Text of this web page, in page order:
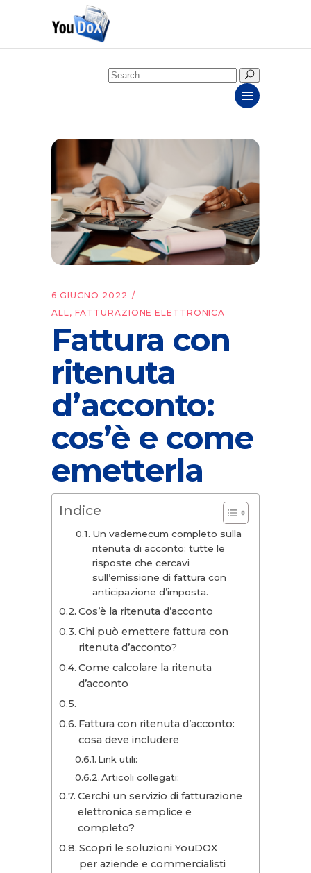
6 GIUGNO 2022
ALL, FATTURAZIONE ELETTRONICA
Fattura con
ritenuta
d’acconto:
cos’è e come
emetterla
Indice
Un vademecum completo sulla
ritenuta di acconto: tutte le
risposte che cercavi
sull’emissione di fattura con
anticipazione d’imposta.
Cos’è la ritenuta d’acconto
Chi può emettere fattura con
ritenuta d’acconto?
Come calcolare la ritenuta
d’acconto
Fattura con ritenuta d’acconto:
cosa deve includere
Link utili:
Articoli collegati:
Cerchi un servizio di fatturazione
elettronica semplice e
completo?
Scopri le soluzioni YouDOX
per aziende e commercialisti